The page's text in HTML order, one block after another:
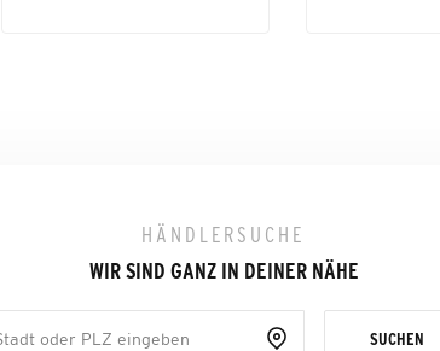
HÄNDLERSUCHE
WIR SIND GANZ IN DEINER NÄHE
SUCHEN